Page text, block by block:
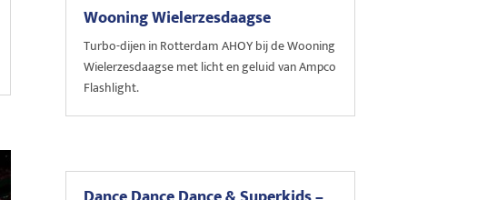
Wooning Wielerzesdaagse
Turbo-dijen in Rotterdam AHOY bij de Wooning
Wielerzesdaagse met licht en geluid van Ampco
Flashlight.